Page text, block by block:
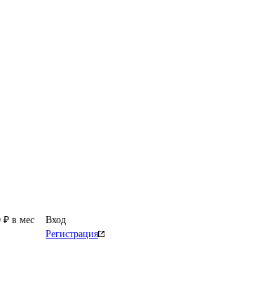
₽ в мес
Вход
Регистрация